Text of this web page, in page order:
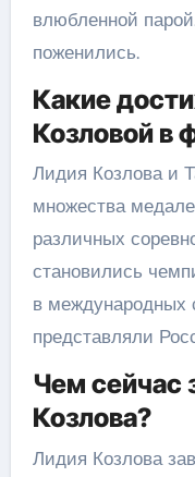
влюбленной
поженились.
Какие
Козловой в
Лидия Козлова и
множества
различных
становились
в международных
представляли
Чем сейчас
Козлова?
Лидия Козлова